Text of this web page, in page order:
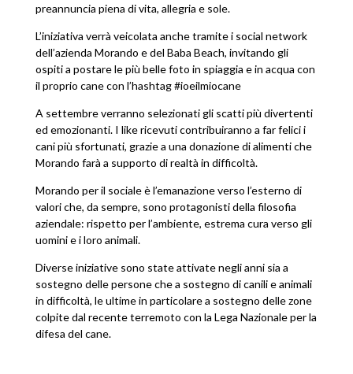
preannuncia piena di vita, allegria e sole.
L’iniziativa verrà veicolata anche tramite i social network
dell’azienda Morando e del Baba Beach, invitando gli
ospiti a postare le più belle foto in spiaggia e in acqua con
il proprio cane con l’hashtag #ioeilmiocane
A settembre verranno selezionati gli scatti più divertenti
ed emozionanti. I like ricevuti contribuiranno a far felici i
cani più sfortunati, grazie a una donazione di alimenti che
Morando farà a supporto di realtà in difficoltà.
Morando per il sociale è l’emanazione verso l’esterno di
valori che, da sempre, sono protagonisti della filosofia
aziendale: rispetto per l’ambiente, estrema cura verso gli
uomini e i loro animali.
Diverse iniziative sono state attivate negli anni sia a
sostegno delle persone che a sostegno di canili e animali
in difficoltà, le ultime in particolare a sostegno delle zone
colpite dal recente terremoto con la Lega Nazionale per la
difesa del cane.